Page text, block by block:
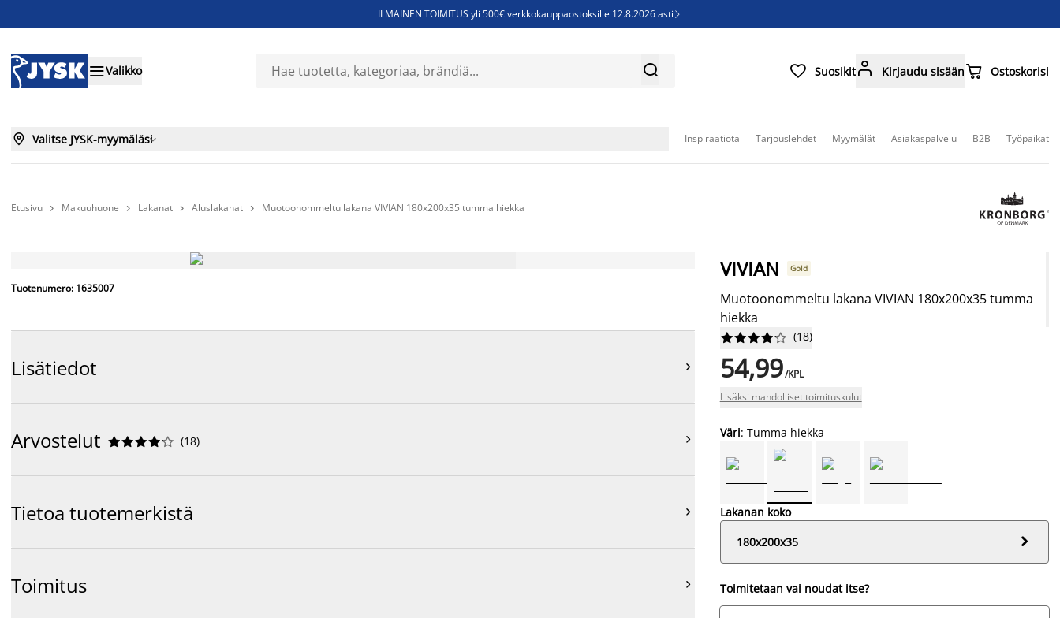
ILMAINEN TOIMITUS yli 500€ verkkokauppaostoksille 12.8.2026 asti 
Sijauspatjoja - Säästä jopa 60%
Valikko   Suosikit Kirjaudu sisään Ostoskorisi
 Valitse JYSK-myymäläsi Inspiraatiota Tarjouslehdet Myymälät Asiakaspalvelu B2B Työpaikat
Etusivu  Makuuhuone  Lakanat  Aluslakanat  Muotoonommeltu lakana VIVIAN 180x200x35 tumma hiekka
Tuotenumero: 1635007
Lisätiedot 
Arvostelut 




 (18) 
Tietoa tuotemerkistä 
Toimitus 
VIVIAN Gold
Muotoonommeltu lakana VIVIAN 180x200x35 tumma
hiekka





 (18)
54,99/KPL
Lisäksi mahdolliset toimituskulut
Väri: Tumma hiekka
Lakanan koko
180x200x35

Toimitetaan vai noudat itse?